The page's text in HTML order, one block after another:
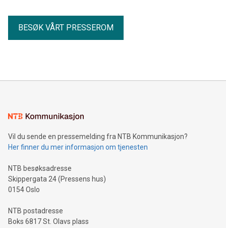
BESØK VÅRT PRESSEROM
Vil du sende en pressemelding fra NTB Kommunikasjon?
Her finner du mer informasjon om tjenesten
NTB besøksadresse
Skippergata 24 (Pressens hus)
0154 Oslo
NTB postadresse
Boks 6817 St. Olavs plass